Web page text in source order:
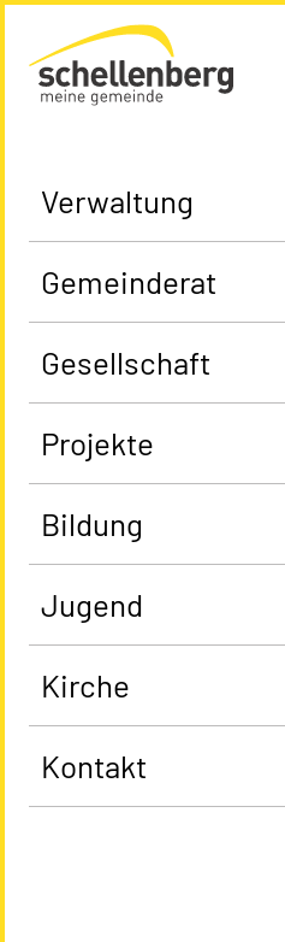
Gemeinde Schellenberg Startseite
Verwaltung
Gemeinderat
Gesellschaft
Projekte
Bildung
Jugend
Kirche
Kontakt